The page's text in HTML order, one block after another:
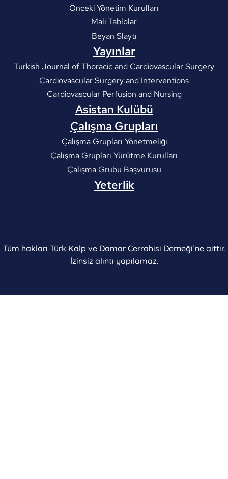
Önceki Yönetim Kurulları
Mali Tablolar
Beyan Slaytı
Yayınlar
Turkish Journal of Thoracic and Cardiovascular Surgery
Cardiovascular Surgery and Interventions
Cardiovascular Perfusion and Nursing
Asistan Kulübü
Çalışma Grupları
Çalışma Grupları Yönetmeliği
Çalışma Grupları Yürütme Kurulları
Çalışma Grubu Başvurusu
Yeterlik
Tüm hakları Türk Kalp ve Damar Cerrahisi Derneği’ne aittir.
İzinsiz alıntı yapılamaz.